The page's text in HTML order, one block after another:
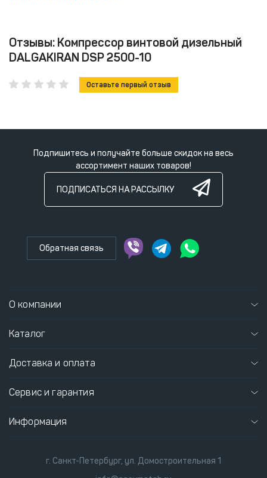
Отзывы: Компрессор винтовой дизельный
DALGAKIRAN DSP 2500-10
Оставьте первый отзыв
Подпишитесь и получайте больше скидок на весь
ассортимент наших товаров!
ПОДПИСАТЬСЯ НА РАССЫЛКУ
Обратная связь
О компании
Каталог
Доставка и оплата
Сервис и гарантия
Информация
г. Санкт-Петербург, ул. Домостроительная 1